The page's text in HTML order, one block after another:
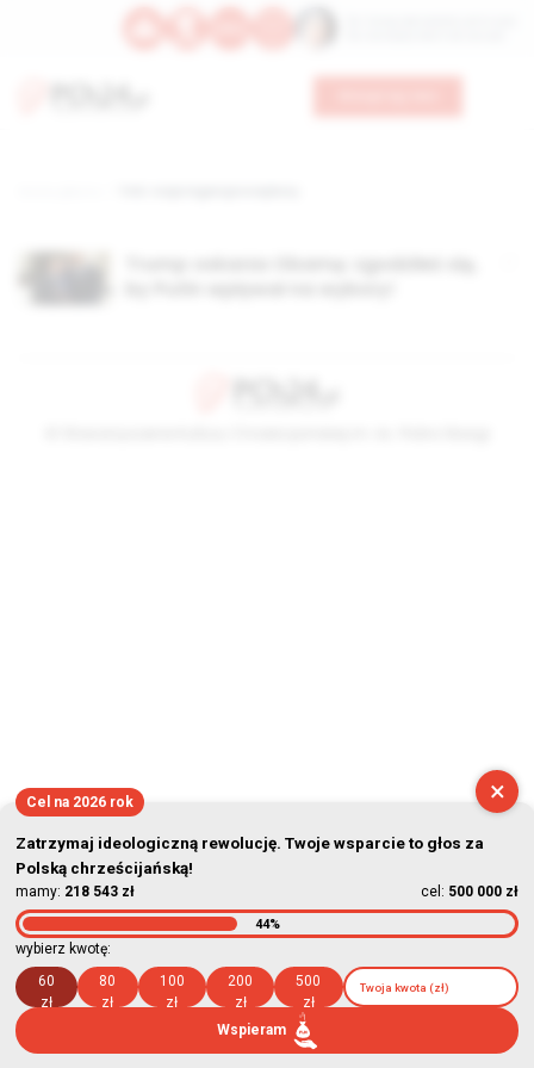
×
Cel na 2026 rok
Zatrzymaj ideologiczną rewolucję. Twoje wsparcie to głos za
Polską chrześcijańską!
mamy: 218 543 zł cel: 500 000 zł
44%
wybierz kwotę:
60
zł
80
zł
100
zł
200
zł
500
zł
Wspieram